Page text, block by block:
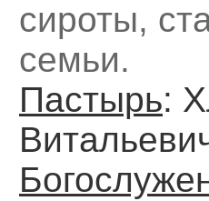
сироты,
семьи.
Пастырь: